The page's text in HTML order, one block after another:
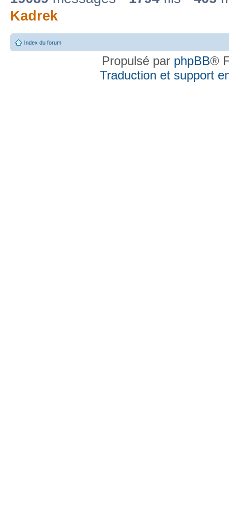
Kadrek
Index du forum
Propulsé par phpBB®
Traduction et support